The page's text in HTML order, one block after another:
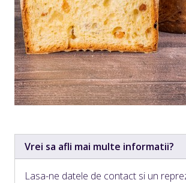
Vrei sa afli mai multe informatii?
Lasa-ne datele de contact si un